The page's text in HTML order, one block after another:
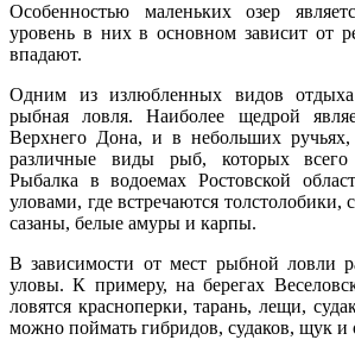
Особенностью маленьких озер
уровень в них в основном зависит от
впадают.
Одним из излюбленных видов
рыбная ловля. Наиболее щедрой
Верхнего Дона, и в небольших ручьях,
различные виды рыб, которых всего
Рыбалка в водоемах Ростовской
уловами, где встречаются
сазаны, белые амуры и карпы.
В зависимости от мест рыбной ловли
уловы. К примеру, на берегах
ловятся красноперки, тарань, лещи,
можно поймать гибридов, судаков, щук и